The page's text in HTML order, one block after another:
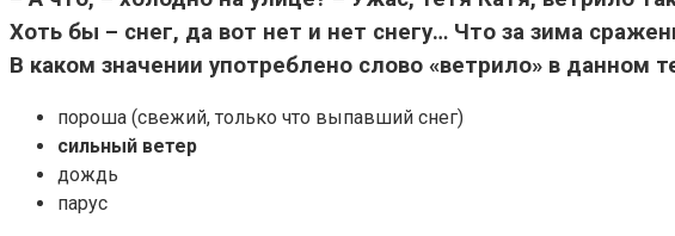
Хоть бы – снег, да вот нет и нет снегу… Что за зима
В каком значении употреблено слово «ветрило» в данном
пороша (свежий, только что выпавший снег)
сильный ветер
дождь
парус